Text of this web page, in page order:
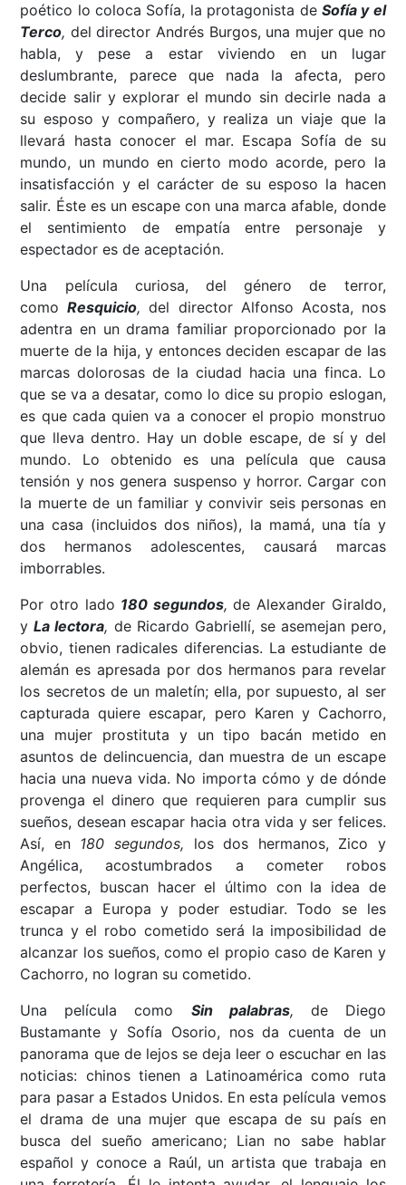
poético lo coloca Sofía, la protagonista de Sofía y el
Terco, del director Andrés Burgos, una mujer que no
habla, y pese a estar viviendo en un lugar
deslumbrante, parece que nada la afecta, pero
decide salir y explorar el mundo sin decirle nada a
su esposo y compañero, y realiza un viaje que la
llevará hasta conocer el mar. Escapa Sofía de su
mundo, un mundo en cierto modo acorde, pero la
insatisfacción y el carácter de su esposo la hacen
salir. Éste es un escape con una marca afable, donde
el sentimiento de empatía entre personaje y
espectador es de aceptación.
Una película curiosa, del género de terror,
comoResquicio, del director Alfonso Acosta, nos
adentra en un drama familiar proporcionado por la
muerte de la hija, y entonces deciden escapar de las
marcas dolorosas de la ciudad hacia una finca. Lo
que se va a desatar, como lo dice su propio eslogan,
es que cada quien va a conocer el propio monstruo
que lleva dentro. Hay un doble escape, de sí y del
mundo. Lo obtenido es una película que causa
tensión y nos genera suspenso y horror. Cargar con
la muerte de un familiar y convivir seis personas en
una casa (incluidos dos niños), la mamá, una tía y
dos hermanos adolescentes, causará marcas
imborrables.
Por otro lado 180 segundos, de Alexander Giraldo,
yLa lectora, de Ricardo Gabriellí, se asemejan pero,
obvio, tienen radicales diferencias. La estudiante de
alemán es apresada por dos hermanos para revelar
los secretos de un maletín; ella, por supuesto, al ser
capturada quiere escapar, pero Karen y Cachorro,
una mujer prostituta y un tipo bacán metido en
asuntos de delincuencia, dan muestra de un escape
hacia una nueva vida. No importa cómo y de dónde
provenga el dinero que requieren para cumplir sus
sueños, desean escapar hacia otra vida y ser felices.
Así, en 180 segundos, los dos hermanos, Zico y
Angélica, acostumbrados a cometer robos
perfectos, buscan hacer el último con la idea de
escapar a Europa y poder estudiar. Todo se les
trunca y el robo cometido será la imposibilidad de
alcanzar los sueños, como el propio caso de Karen y
Cachorro, no logran su cometido.
Una película como Sin palabras, de Diego
Bustamante y Sofía Osorio, nos da cuenta de un
panorama que de lejos se deja leer o escuchar en las
noticias: chinos tienen a Latinoamérica como ruta
para pasar a Estados Unidos. En esta película vemos
el drama de una mujer que escapa de su país en
busca del sueño americano; Lian no sabe hablar
español y conoce a Raúl, un artista que trabaja en